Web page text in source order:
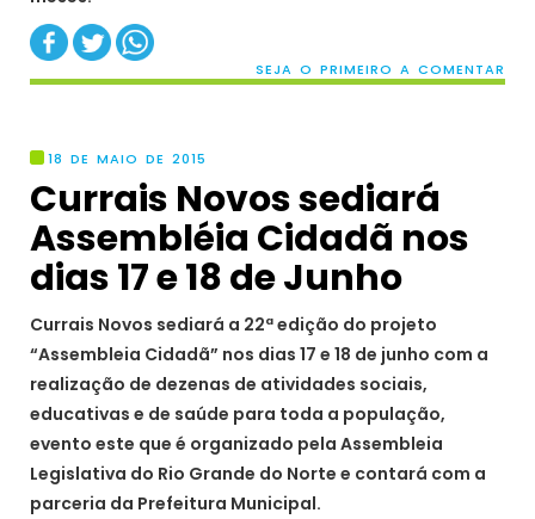
SEJA O PRIMEIRO A COMENTAR
18 DE MAIO DE 2015
Currais Novos sediará
Assembléia Cidadã nos
dias 17 e 18 de Junho
Currais Novos sediará a 22ª edição do projeto
“Assembleia Cidadã” nos dias 17 e 18 de junho com a
realização de dezenas de atividades sociais,
educativas e de saúde para toda a população,
evento este que é organizado pela Assembleia
Legislativa do Rio Grande do Norte e contará com a
parceria da Prefeitura Municipal.